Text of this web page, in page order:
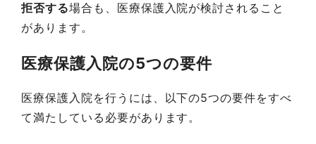
拒否する場合も、医療保護入院が検討されること
があります。
医療保護入院の5つの要件
医療保護入院を行うには、以下の5つの要件をすべ
て満たしている必要があります。